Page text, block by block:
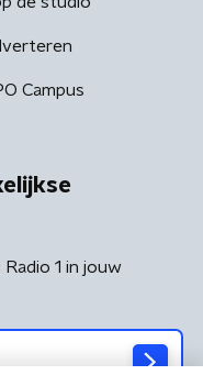
Campus
1 in jouw